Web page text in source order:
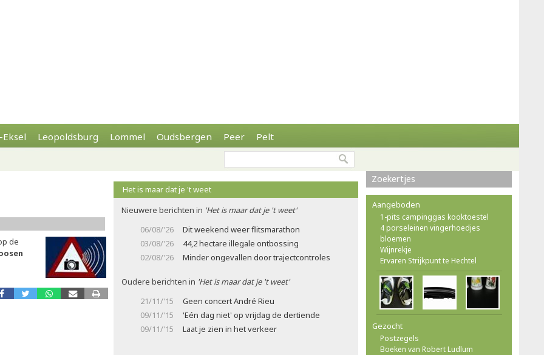
Leopoldsburg Lommel Oudsbergen Peer Pelt
de
Het is maar dat je 't weet
Nieuwere berichten in 'Het is maar dat je 't weet'
06/08/'26
Dit weekend weer flitsmarathon
03/08/'26
44,2 hectare illegale ontbossing
02/08/'26
Minder ongevallen door trajectcontroles
Oudere berichten in 'Het is maar dat je 't weet'
21/11/'15
Geen concert André Rieu
09/11/'15
'Eén dag niet' op vrijdag de dertiende
09/11/'15
Laat je zien in het verkeer
Zoekertjes
Aangeboden
1-pits campinggas kooktoestel
4 porseleinen vingerhoedjes
bloemen
Wijnrekje
Ervaren Strijkpunt te Hechtel
Gezocht
Postzegels
Boeken van Robert Ludlum